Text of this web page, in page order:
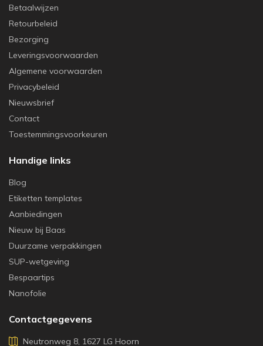
Betaalwijzen
Retourbeleid
Bezorging
Leveringsvoorwaarden
Algemene voorwaarden
Privacybeleid
Nieuwsbrief
Contact
Toestemmingsvoorkeuren
Handige links
Blog
Etiketten templates
Aanbiedingen
Nieuw bij Baas
Duurzame verpakkingen
SUP-wetgeving
Bespaartips
Nanofolie
Contactgegevens
Neutronweg 8, 1627 LG Hoorn